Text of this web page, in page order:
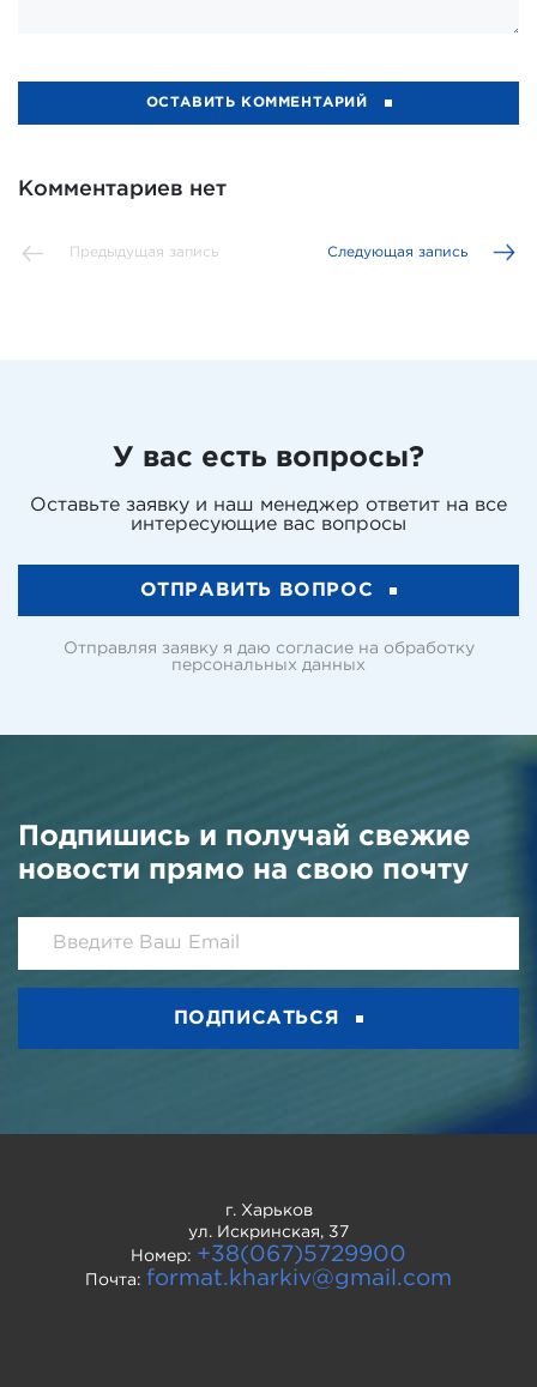
ОСТАВИТЬ КОММЕНТАРИЙ
Комментариев нет
Предыдущая запись Следующая запись
У вас есть вопросы?
Оставьте заявку и наш менеджер ответит на все
интересующие вас вопросы
ОТПРАВИТЬ ВОПРОС
Отправляя заявку я даю согласие на обработку
персональных данных
Подпишись и получай свежие
новости прямо на свою почту
ПОДПИСАТЬСЯ
г. Харьков
ул. Искринская, 37
Номер: +38(067)5729900
Почта: format.kharkiv@gmail.com